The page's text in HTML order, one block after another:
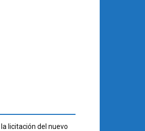
licitación del nuevo